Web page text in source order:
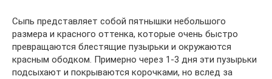
Сыпь представляет собой пятнышки небольшого
размера и красного оттенка, которые очень быстро
превращаются блестящие пузырьки и окружаются
красным ободком. Примерно через 1-3 дня эти пузырьки
подсыхают и покрываются корочками, но вслед за